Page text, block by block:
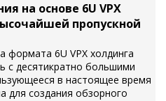
на основе 6U VPX
пропускной
формата 6U VPX холдинга
с десятикратно большими
в настоящее время
для создания обзорного